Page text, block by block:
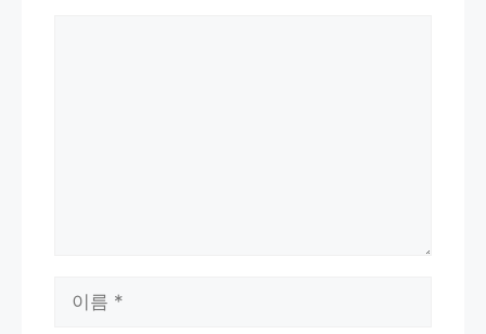
이